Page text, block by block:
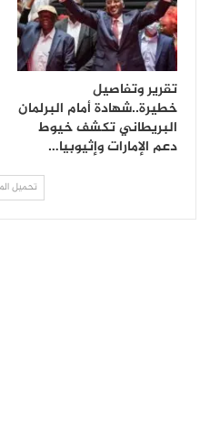
تقرير وتفاصيل
خطيرة..شهادة أمام البرلمان
البريطاني تكشف خيوط
دعم الإمارات وإثيوبيا…
تحميل